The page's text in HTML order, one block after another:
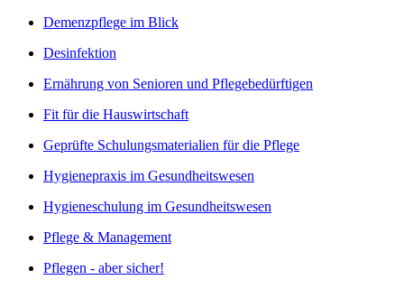
Demenzpflege im Blick
Desinfektion
Ernährung von Senioren und Pflegebedürftigen
Fit für die Hauswirtschaft
Geprüfte Schulungsmaterialien für die Pflege
Hygienepraxis im Gesundheitswesen
Hygieneschulung im Gesundheitswesen
Pflege & Management
Pflegen - aber sicher!